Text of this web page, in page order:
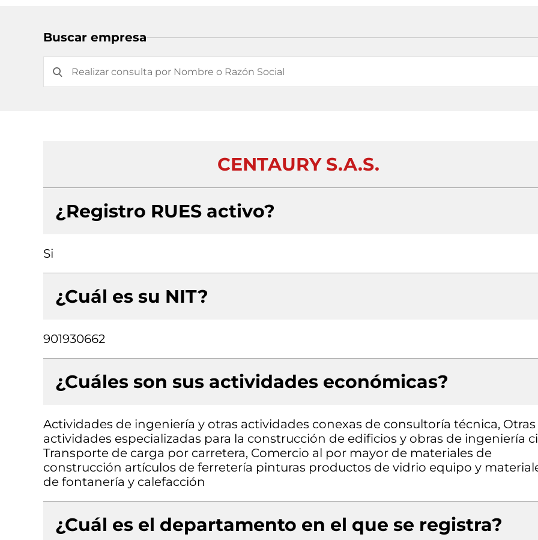
Buscar empresa
CENTAURY S.A.S.
¿Registro RUES activo?
Si
¿Cuál es su NIT?
901930662
¿Cuáles son sus actividades económicas?
Actividades de ingeniería y otras actividades conexas de consultoría técnica, Otras
actividades especializadas para la construcción de edificios y obras de ingeniería
Transporte de carga por carretera, Comercio al por mayor de materiales de
construcción artículos de ferretería pinturas productos de vidrio equipo y
de fontanería y calefacción
¿Cuál es el departamento en el que se registra?